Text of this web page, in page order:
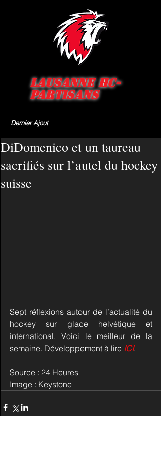
Lausanne HC-
Partisans
Dernier Ajout
DiDomenico et un taureau
sacrifiés sur l’autel du hockey
suisse
Sept réflexions autour de l’actualité du
hockey sur glace helvétique et
international. Voici le meilleur de la
semaine. Développement à lire ICI.
Source : 24 Heures
Image : Keystone